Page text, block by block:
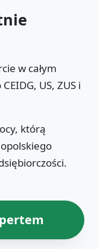
w całym
US, ZUS i
którą